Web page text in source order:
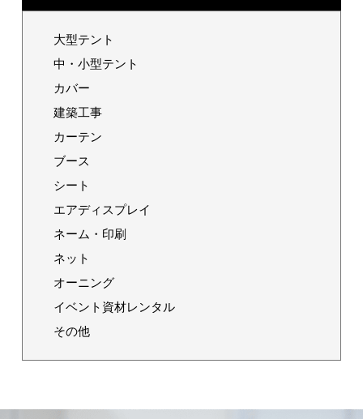
大型テント
中・小型テント
カバー
建築工事
カーテン
ブース
シート
エアディスプレイ
ネーム・印刷
ネット
オーニング
イベント資材レンタル
その他